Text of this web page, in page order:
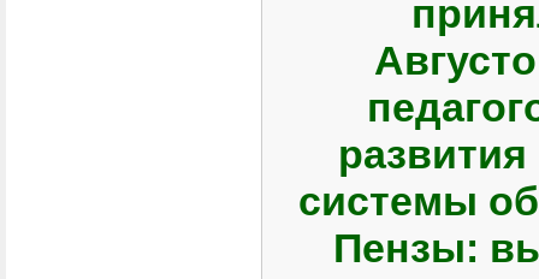
системы
Пензы: